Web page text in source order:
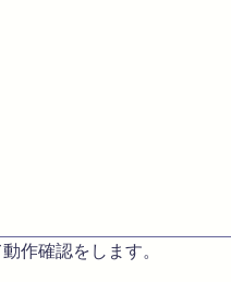
作確認をします。